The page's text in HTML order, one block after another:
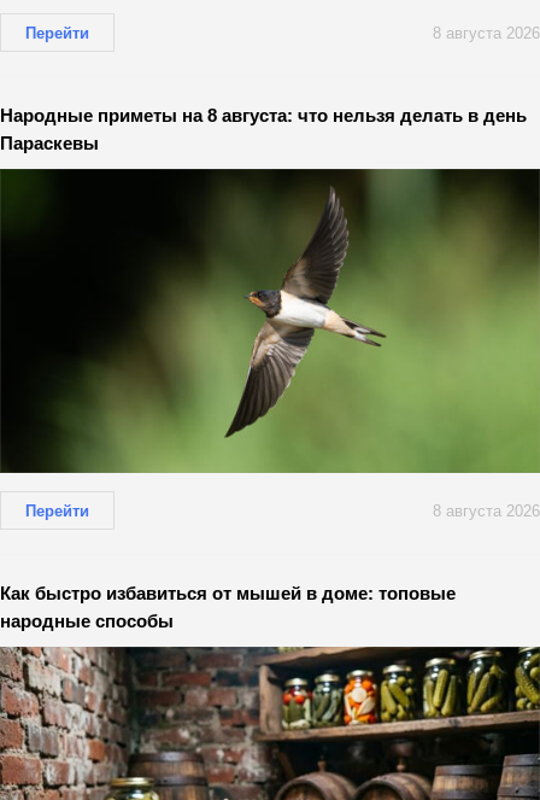
Перейти 8 августа 2026
Народные приметы на 8 августа: что нельзя делать в день
Параскевы
Перейти 8 августа 2026
Как быстро избавиться от мышей в доме: топовые
народные способы